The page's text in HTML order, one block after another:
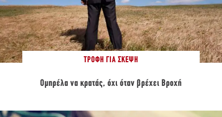
ΤΡΟΦΉ ΓΙΑ ΣΚΈΨΗ
Ομπρέλα να κρατάς, όχι όταν βρέχει Βροχή